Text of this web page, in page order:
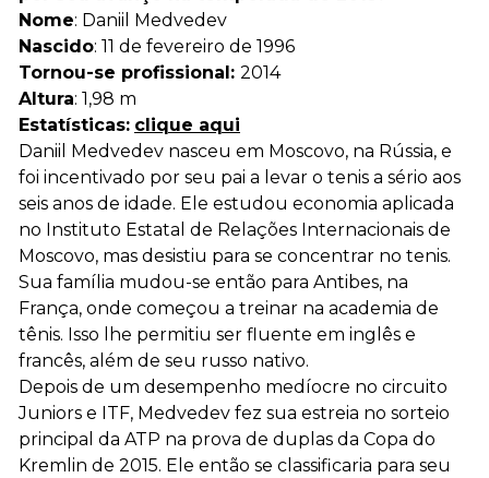
Nome: Daniil Medvedev
Nascido: 11 de fevereiro de 1996
Tornou-se profissional: 2014
Altura: 1,98 m
Estatísticas: clique aqui
Daniil Medvedev nasceu em Moscovo, na Rússia, e
foi incentivado por seu pai a levar o tenis a sério aos
seis anos de idade. Ele estudou economia aplicada
no Instituto Estatal de Relações Internacionais de
Moscovo, mas desistiu para se concentrar no tenis.
Sua família mudou-se então para Antibes, na
França, onde começou a treinar na academia de
tênis. Isso lhe permitiu ser fluente em inglês e
francês, além de seu russo nativo.
Depois de um desempenho medíocre no circuito
Juniors e ITF, Medvedev fez sua estreia no sorteio
principal da ATP na prova de duplas da Copa do
Kremlin de 2015. Ele então se classificaria para seu